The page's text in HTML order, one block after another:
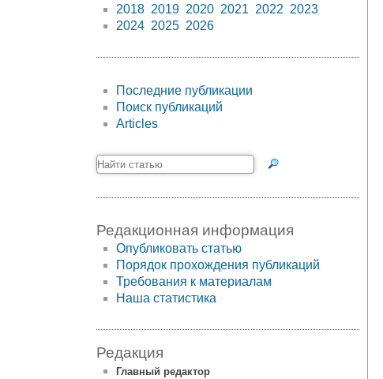
2018 2019 2020 2021 2022 2023
2024 2025 2026
Последние публикации
Поиск публикаций
Articles
Редакционная информация
Опубликовать статью
Порядок прохождения публикаций
Требования к материалам
Наша статистика
Редакция
Главный редактор